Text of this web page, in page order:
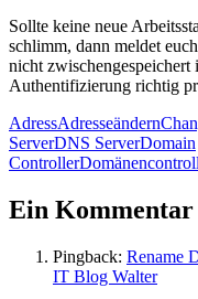
Sollte keine neue
schlimm, dann meldet
nicht
Authentifizierung richtig
AdressAdresseändern
ServerDNS ServerDomain
Controller
Ein Kommentar
Pingback: Rename
IT Blog Walter